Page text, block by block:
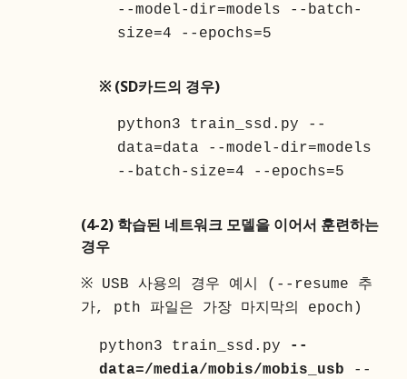
--model-dir=models --batch-
size=4 --epochs=5
※(SD카드의 경우)
python3 train_ssd.py --
data=data --model-dir=models
--batch-size=4 --epochs=5
(4-2) 학습된 네트워크 모델을 이어서 훈련하는
경우
※ USB 사용의 경우 예시 (--resume 추
가, pth 파일은 가장 마지막의 epoch)
python3 train_ssd.py --
data=/media/mobis/mobis_usb --